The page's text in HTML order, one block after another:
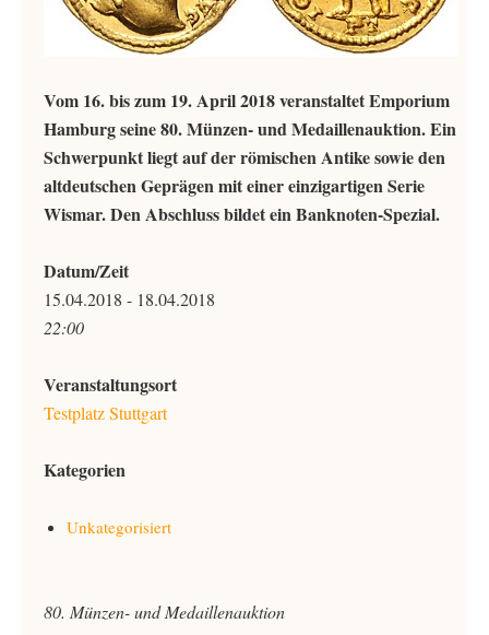
Vom 16. bis zum 19. April 2018 veranstaltet Emporium
Hamburg seine 80. Münzen- und Medaillenauktion. Ein
Schwerpunkt liegt auf der römischen Antike sowie den
altdeutschen Geprägen mit einer einzigartigen Serie
Wismar. Den Abschluss bildet ein Banknoten-Spezial.
Datum/Zeit
15.04.2018 - 18.04.2018
22:00
Veranstaltungsort
Testplatz Stuttgart
Kategorien
Unkategorisiert
80. Münzen- und Medaillenauktion